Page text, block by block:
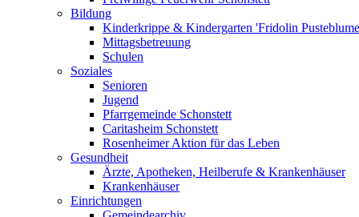
Bildung
Kinderkrippe & Kindergarten 'Fridolin
Mittagsbetreuung
Schulen
Soziales
Senioren
Jugend
Pfarrgemeinde Schonstett
Caritasheim Schonstett
Rosenheimer Aktion für das Leben
Gesundheit
Ärzte, Apotheken, Heilberufe & Krankenhäuser
Krankenhäuser
Einrichtungen